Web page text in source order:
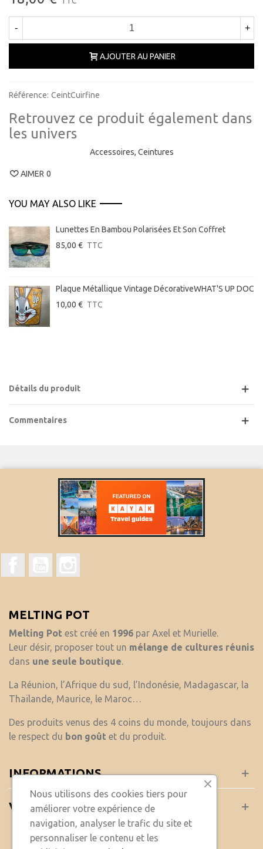
- +
AJOUTER AU PANIER
Référence: CeintCuirfine
Retrouvez ce produit également dans
les univers
Accessoires, Ceintures
AIMER 0
YOU MAY ALSO LIKE
Lunettes En Bambou Polarisées Et Son Coffret
85,00 € TTC
Plaque Métallique Vintage DécorativeWHAT'S UP DOC
10,00 € TTC
Détails du produit
Commentaires
MELTING POT
Melting Pot est créé en 1996 par Axel et Murielle.
Leur désir, proposer tout un mélange de cultures réunis
dans une seule boutique.
La Réunion, l’Afrique du sud, l’Indonésie, Madagascar, la
Thaïlande, Maurice, le Maroc…
Des produits venus des 4 coins du monde, toujours dans
le respect du bon goût et du produit.
INFORMATIONS
VOTRE COMPTE
Nous utilisons des cookies tiers pour
améliorer votre expérience de
navigation, analyser le trafic du site et
personnaliser le contenu et les